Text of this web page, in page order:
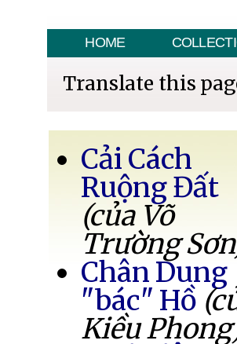
HOME
Translate this
Cải Cách
Ruộng Đất
(của Võ
Trường
Chân Dung
"bác" Hồ
Kiều